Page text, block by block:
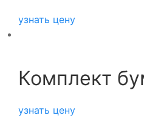
узнать цену
Комплект
узнать цену